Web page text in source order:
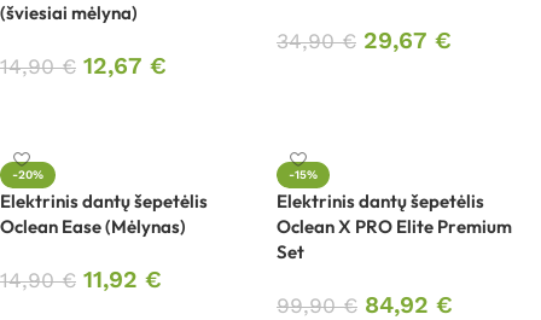
(šviesiai mėlyna)
14,90€ 12,67 €
34,90€ 29,67 €
-20%
Elektrinis dantų šepetėlis
Oclean Ease (Mėlynas)
14,90€ 11,92 €
-15%
Elektrinis dantų šepetėlis
Oclean X PRO Elite Premium
Set
99,90€ 84,92 €